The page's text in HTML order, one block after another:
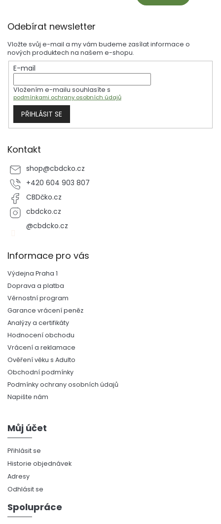
Odebírat newsletter
Vložte svůj e-mail a my vám budeme zasílat informace o
nových produktech na našem e-shopu.
E-mail
Vložením e-mailu souhlasíte s
podmínkami ochrany osobních údajů
PŘIHLÁSIT SE
Kontakt
shop@cbdcko.cz
+420 604 903 807
CBDčko.cz
cbdcko.cz
@cbdcko.cz
Informace pro vás
Výdejna Praha 1
Doprava a platba
Věrnostní program
Garance vrácení peněz
Analýzy a certifikáty
Hodnocení obchodu
Vrácení a reklamace
Ověření věku s Adulto
Obchodní podmínky
Podmínky ochrany osobních údajů
Napište nám
Můj účet
Přihlásit se
Historie objednávek
Adresy
Odhlásit se
Spolupráce